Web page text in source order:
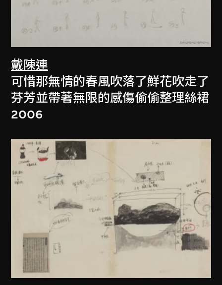
戴陳連
可惜那無情的春風吹落了鮮花吹走了
芬芳並帶著無限的感傷偷偷整理絲裙
2006